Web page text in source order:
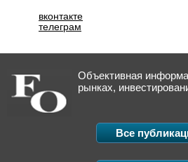
вконтакте
телеграм
Объективная
рынках,
Все